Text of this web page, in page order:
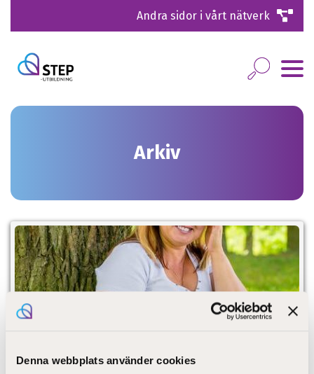
Denna webbplats använder cookies
Andra sidor i vårt nätverk
Arkiv